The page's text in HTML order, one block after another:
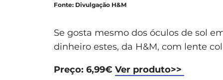
Fonte: Divulgação H&M
Se gosta mesmo dos óculos de sol
dinheiro estes, da H&M, com lente
Preço: 6,99€ Ver produto>>